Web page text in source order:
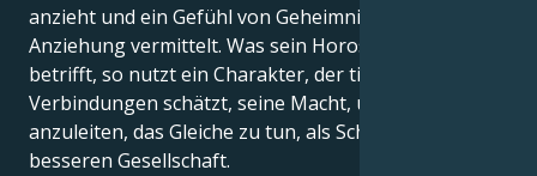
anzieht und ein Gefühl von Geheimnis und
Anziehung vermittelt. Was sein Horoskopprofil
betrifft, so nutzt ein Charakter, der tiefe
Verbindungen schätzt, seine Macht, um andere dazu
anzuleiten, das Gleiche zu tun, als Schritt zu einer
besseren Gesellschaft.